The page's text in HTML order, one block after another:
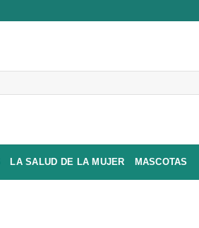
LA SALUD DE LA MUJER MASCOTAS